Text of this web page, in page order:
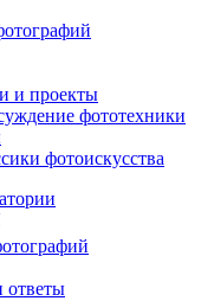
и проекты
фототехники
фотоискусства
ответы